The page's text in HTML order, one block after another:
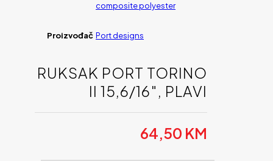
composite polyester
Proizvođač Port designs
RUKSAK PORT TORINO
II 15,6/16″, PLAVI
64,50 KM